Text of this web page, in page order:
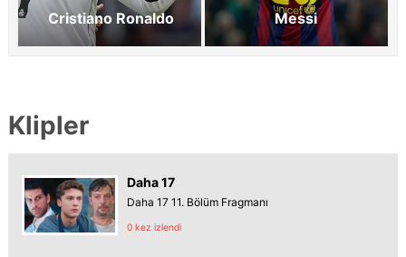
Cristiano Ronaldo Messi
Klipler
Daha 17
Daha 17 11. Bölüm Fragmanı
0 kez izlendi